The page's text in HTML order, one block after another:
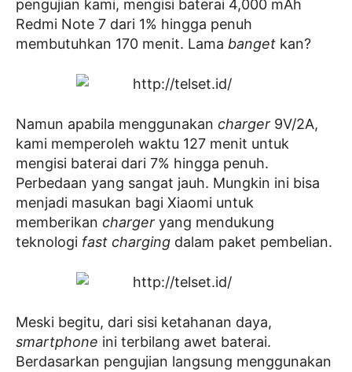
pengujian kami, mengisi baterai 4,000 mAh
Redmi Note 7 dari 1% hingga penuh
membutuhkan 170 menit. Lama banget kan?
Namun apabila menggunakan charger 9V/2A,
kami memperoleh waktu 127 menit untuk
mengisi baterai dari 7% hingga penuh.
Perbedaan yang sangat jauh. Mungkin ini bisa
menjadi masukan bagi Xiaomi untuk
memberikan charger yang mendukung
teknologi fast charging dalam paket pembelian.
Meski begitu, dari sisi ketahanan daya,
smartphone ini terbilang awet baterai.
Berdasarkan pengujian langsung menggunakan